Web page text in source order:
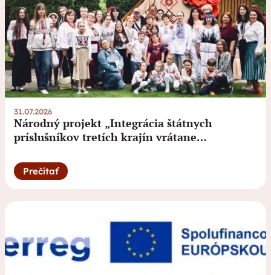
31.07.2026
Národný projekt „Integrácia štátnych
príslušníkov tretích krajín vrátane
Prečítať